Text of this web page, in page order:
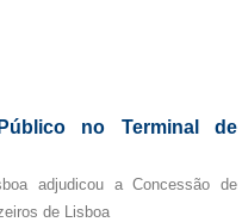
no Terminal de
adjudicou a Concessão de
de Lisboa